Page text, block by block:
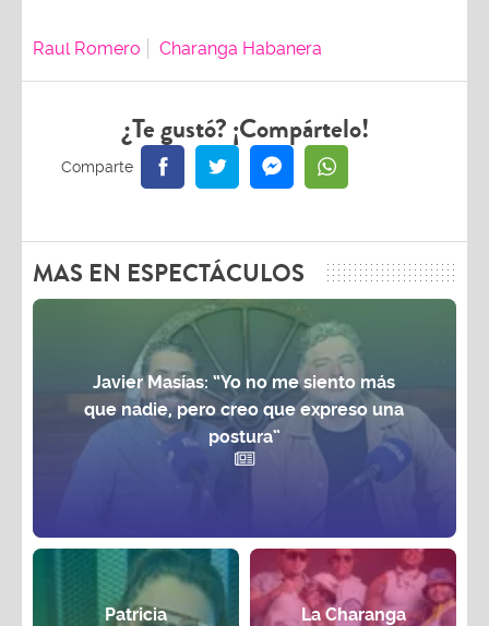
Raul Romero Charanga Habanera
¿Te gustó? ¡Compártelo!
MAS EN ESPECTÁCULOS
Javier Masías: “Yo no me siento más
que nadie, pero creo que expreso una
postura”
Patricia
La Charanga